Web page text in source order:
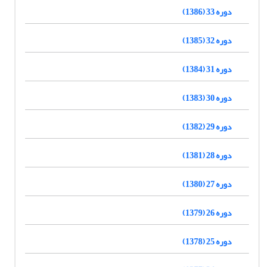
دوره 33 (1386)
دوره 32 (1385)
دوره 31 (1384)
دوره 30 (1383)
دوره 29 (1382)
دوره 28 (1381)
دوره 27 (1380)
دوره 26 (1379)
دوره 25 (1378)